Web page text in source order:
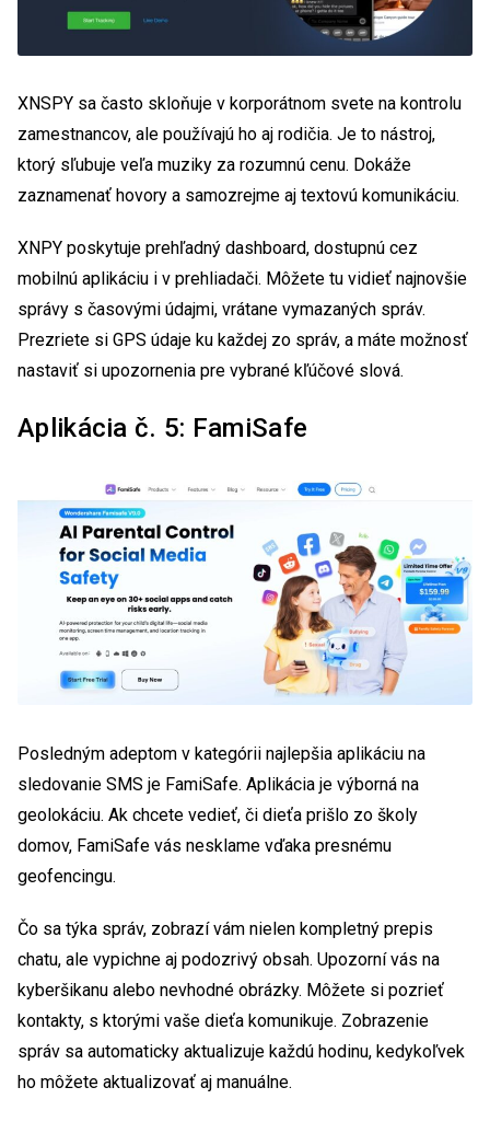
XNSPY sa často skloňuje v korporátnom svete na kontrolu
zamestnancov, ale používajú ho aj rodičia. Je to nástroj,
ktorý sľubuje veľa muziky za rozumnú cenu. Dokáže
zaznamenať hovory a samozrejme aj textovú komunikáciu.
XNPY poskytuje prehľadný dashboard, dostupnú cez
mobilnú aplikáciu i v prehliadači. Môžete tu vidieť najnovšie
správy s časovými údajmi, vrátane vymazaných správ.
Prezriete si GPS údaje ku každej zo správ, a máte možnosť
nastaviť si upozornenia pre vybrané kľúčové slová.
Aplikácia č. 5: FamiSafe
Posledným adeptom v kategórii najlepšia aplikáciu na
sledovanie SMS je FamiSafe. Aplikácia je výborná na
geolokáciu. Ak chcete vedieť, či dieťa prišlo zo školy
domov, FamiSafe vás nesklame vďaka presnému
geofencingu.
Čo sa týka správ, zobrazí vám nielen kompletný prepis
chatu, ale vypichne aj podozrivý obsah. Upozorní vás na
kyberšikanu alebo nevhodné obrázky. Môžete si pozrieť
kontakty, s ktorými vaše dieťa komunikuje. Zobrazenie
správ sa automaticky aktualizuje každú hodinu, kedykoľvek
ho môžete aktualizovať aj manuálne.